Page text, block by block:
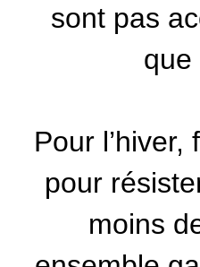
sont pas
que
Pour
pour
moins